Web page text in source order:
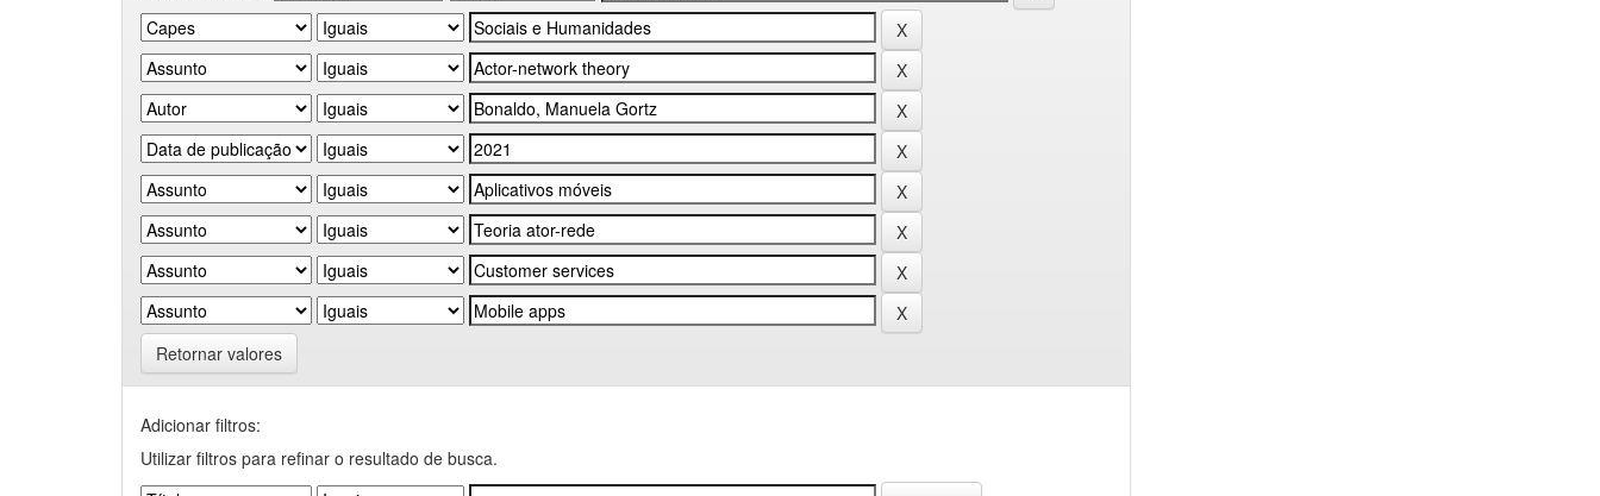
Retornar valores
Adicionar filtros:
Utilizar filtros para refinar o resultado de busca.